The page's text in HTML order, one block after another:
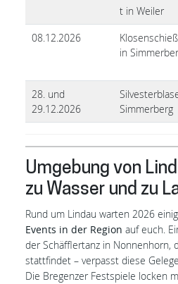
t in Weiler
08.12.2026
in
28. und
29.12.2026
Simmerberg
Umgebung von
zu Wasser und zu
Rund um Lindau warten 2026
Events in der Region auf euch.
der Schäfflertanz in Nonnenhorn,
stattfindet – verpasst diese
Die Bregenzer Festspiele locken